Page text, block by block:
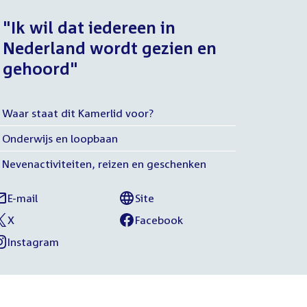
"Ik wil dat iedereen in
Nederland wordt gezien en
gehoord"
Waar staat dit Kamerlid voor?
Onderwijs en loopbaan
Nevenactiviteiten, reizen en geschenken
E-mail
External
link:
Site
van
Lisa
X
External
Facebook
van
Instagram